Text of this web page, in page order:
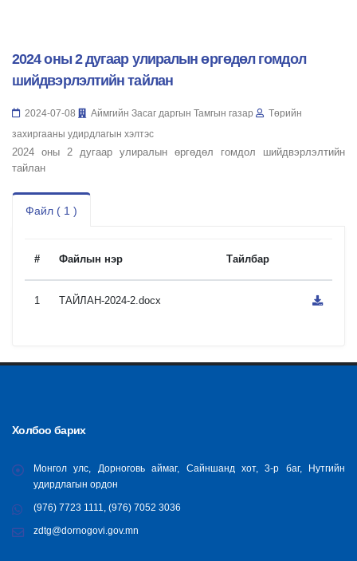
2024 оны 2 дугаар улиралын өргөдөл гомдол
шийдвэрлэлтийн тайлан
2024-07-08 Аймгийн Засаг даргын Тамгын газар
Төрийн
захиргааны удирдлагын хэлтэс
2024 оны 2 дугаар улиралын өргөдөл гомдол шийдвэрлэлтийн
тайлан
Файл ( 1 )
# Файлын нэр Тайлбар
1 ТАЙЛАН-2024-2.docx
Холбоо барих
Монгол улс, Дорноговь аймаг, Сайншанд хот, 3-р баг, Нутгийн
удирдлагын ордон
(976) 7723 1111, (976) 7052 3036
zdtg@dornogovi.gov.mn